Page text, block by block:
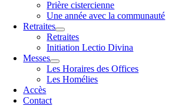
Prière cistercienne
Une année avec la communauté
Retraites
Retraites
Initiation Lectio Divina
Messes
Les Horaires des Offices
Les Homélies
Accès
Contact